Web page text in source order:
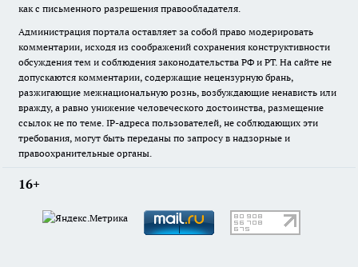
как с письменного разрешения правообладателя.
Администрация портала оставляет за собой право модерировать
комментарии, исходя из соображений сохранения конструктивности
обсуждения тем и соблюдения законодательства РФ и РТ. На сайте не
допускаются комментарии, содержащие нецензурную брань,
разжигающие межнациональную рознь, возбуждающие ненависть или
вражду, а равно унижение человеческого достоинства, размещение
ссылок не по теме. IP-адреса пользователей, не соблюдающих эти
требования, могут быть переданы по запросу в надзорные и
правоохранительные органы.
16+